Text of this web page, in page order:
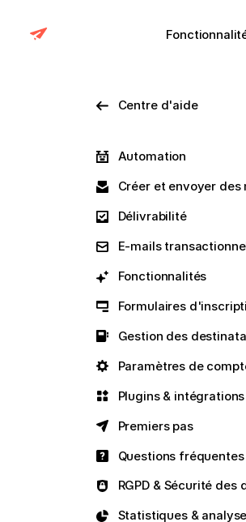
Centre d'aide
Automation
Créer et envoyer des
Délivrabilité
E-mails
Fonctionnalités
Formulaires
Gestion des
Paramètres de
Plugins & intégrations
Premiers pas
Questions fréquentes
RGPD & Sécurité des
Statistiques & analyse